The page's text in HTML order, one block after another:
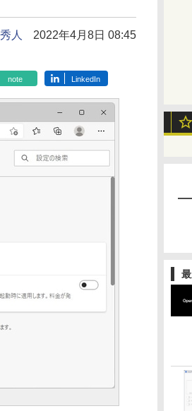
人 2022年4月8日 08:45
note LinkedIn